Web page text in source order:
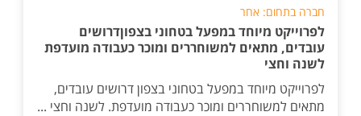
חברה בתחום: אחר
לפרוייקט מיוחד במפעל בטחוני בצפוןדרושים
עובדים, מתאים למשוחררים ומוכר כעבודה מועדפת
לשנה וחצי
לפרוייקט מיוחד במפעל בטחוני בצפון דרושים עובדים,
מתאים למשוחררים ומוכר כעבודה מועדפת. לשנה וחצי ...